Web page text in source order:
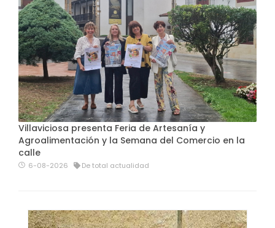
Villaviciosa presenta Feria de Artesanía y
Agroalimentación y la Semana del Comercio en la
calle
6-08-2026 De total actualidad